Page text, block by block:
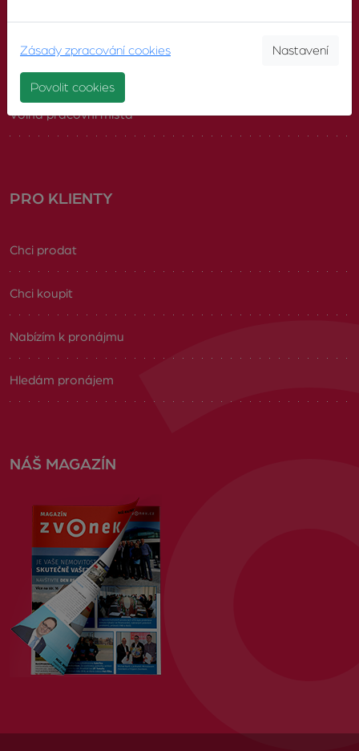
Náš tým
Volná pracovní místa
PRO KLIENTY
Chci prodat
Chci koupit
Nabízím k pronájmu
Hledám pronájem
NÁŠ MAGAZÍN
Zásady zpracování cookies Nastavení
Povolit cookies